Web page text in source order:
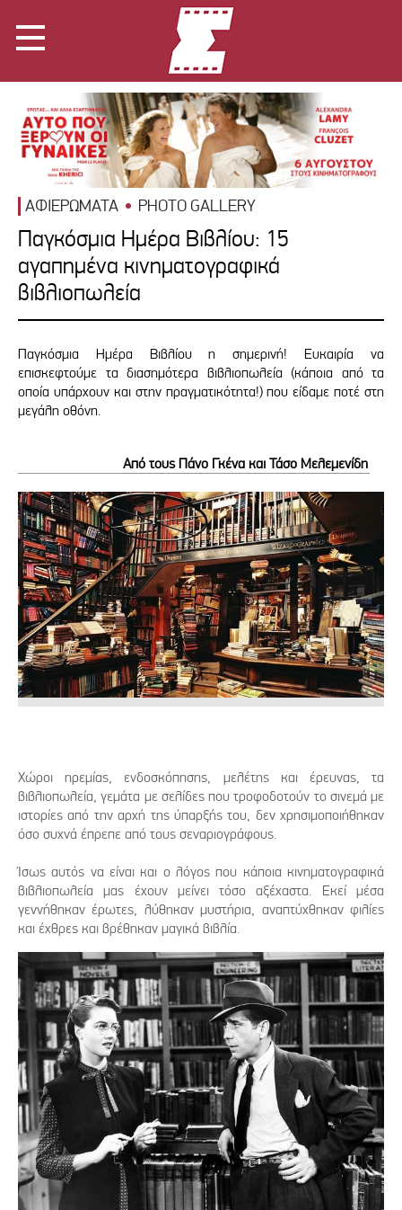
ΑΦΙΕΡΩΜΑΤΑ PHOTO GALLERY
Παγκόσμια Ημέρα Βιβλίου: 15
αγαπημένα κινηματογραφικά
βιβλιοπωλεία
Παγκόσμια Ημέρα Βιβλίου η σημερινή! Ευκαιρία να
επισκεφτούμε τα διασημότερα βιβλιοπωλεία (κάποια από τα
οποία υπάρχουν και στην πραγματικότητα!) που είδαμε ποτέ στη
μεγάλη οθόνη.
Από τους Πάνο Γκένα και Τάσο Μελεμενίδη
Χώροι ηρεμίας, ενδοσκόπησης, μελέτης και έρευνας, τα
βιβλιοπωλεία, γεμάτα με σελίδες που τροφοδοτούν το σινεμά με
ιστορίες από την αρχή της ύπαρξής του, δεν χρησιμοποιήθηκαν
όσο συχνά έπρεπε από τους σεναριογράφους.
Ίσως αυτός να είναι και ο λόγος που κάποια κινηματογραφικά
βιβλιοπωλεία μας έχουν μείνει τόσο αξέχαστα. Εκεί μέσα
γεννήθηκαν έρωτες, λύθηκαν μυστήρια, αναπτύχθηκαν φιλίες
και έχθρες και βρέθηκαν μαγικά βιβλία.